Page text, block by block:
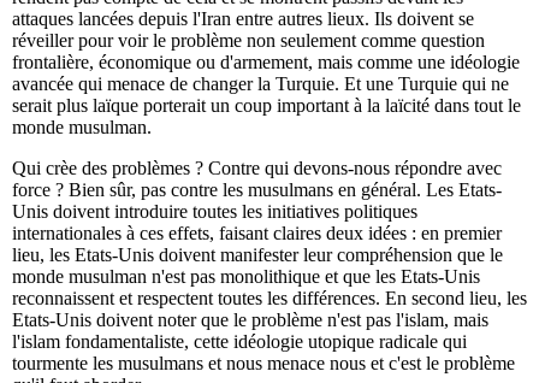
attaques lancées depuis l'Iran entre autres lieux. Ils doivent se
réveiller pour voir le problème non seulement comme question
frontalière, économique ou d'armement, mais comme une idéologie
avancée qui menace de changer la Turquie. Et une Turquie qui ne
serait plus laïque porterait un coup important à la laïcité dans tout le
monde musulman.
Qui crèe des problèmes ? Contre qui devons-nous répondre avec
force ? Bien sûr, pas contre les musulmans en général. Les Etats-
Unis doivent introduire toutes les initiatives politiques
internationales à ces effets, faisant claires deux idées : en premier
lieu, les Etats-Unis doivent manifester leur compréhension que le
monde musulman n'est pas monolithique et que les Etats-Unis
reconnaissent et respectent toutes les différences. En second lieu, les
Etats-Unis doivent noter que le problème n'est pas l'islam, mais
l'islam fondamentaliste, cette idéologie utopique radicale qui
tourmente les musulmans et nous menace nous et c'est le problème